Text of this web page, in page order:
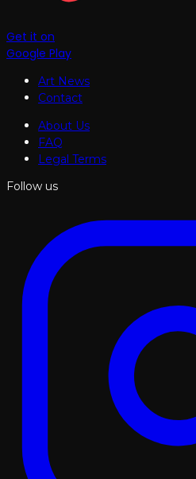
Get it on
Google Play
Art News
Contact
About Us
FAQ
Legal Terms
Follow us